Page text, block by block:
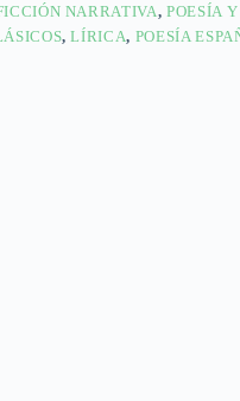
NARRATIVA, POESÍA
,LÍRICA, POESÍA